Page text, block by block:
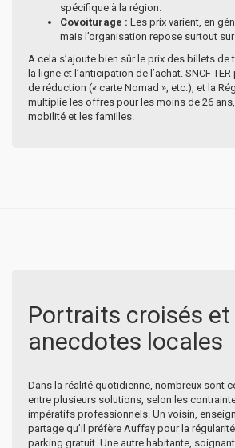
spécifique à la région.
Covoiturage : Les prix varient, en
mais l’organisation repose surtout sur
A cela s’ajoute bien sûr le prix des billets de
la ligne et l’anticipation de l’achat. SNCF
de réduction (« carte Nomad », etc.), et la
multiplie les offres pour les moins de 26
mobilité et les familles.
Portraits croisés et
anecdotes locales
Dans la réalité quotidienne, nombreux sont
entre plusieurs solutions, selon les
impératifs professionnels. Un voisin,
partage qu’il préfère Auffay pour la
parking gratuit. Une autre habitante,